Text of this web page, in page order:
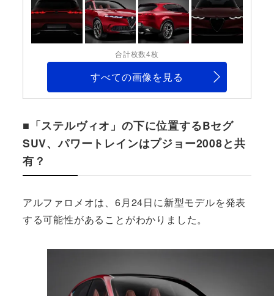
合計枚数4枚
すべての画像を見る
■「ステルヴィオ」の下に位置するBセグ
SUV、パワートレインはプジョー2008と共
有？
アルファロメオは、6月24日に新型モデルを発表
する可能性があることがわかりました。